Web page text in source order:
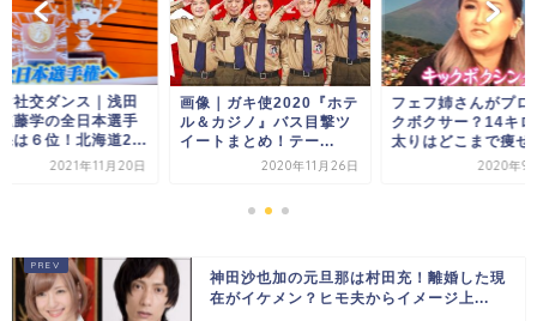
ガキ使2020『ホテ
ジノ』バス目撃ツ
まとめ！テー...
2020年11月26日
フェフ姉さんがプロキッ
クボクサー？14キロの激
太りはどこまで痩せた...
2020年9月26日
金スマ社交ダンス｜
舞＆進藤学の全日本
権結果は６位！北海
2021年11
神田沙也加の元旦那は村田充！離婚した現
在がイケメン？ヒモ夫からイメージ上...